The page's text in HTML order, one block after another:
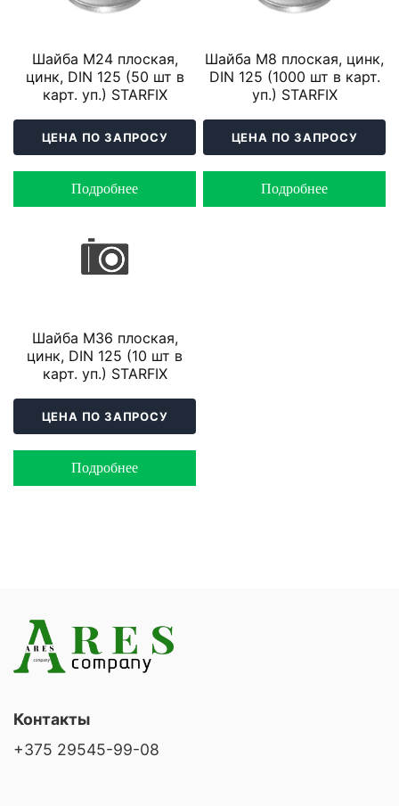
Шайба М24 плоская,
цинк, DIN 125 (50 шт в
карт. уп.) STARFIX
ЦЕНА ПО ЗАПРОСУ
Подробнее
Шайба М8 плоская, цинк,
DIN 125 (1000 шт в карт.
уп.) STARFIX
ЦЕНА ПО ЗАПРОСУ
Подробнее
Шайба М36 плоская,
цинк, DIN 125 (10 шт в
карт. уп.) STARFIX
ЦЕНА ПО ЗАПРОСУ
Подробнее
Контакты
+375 29545-99-08